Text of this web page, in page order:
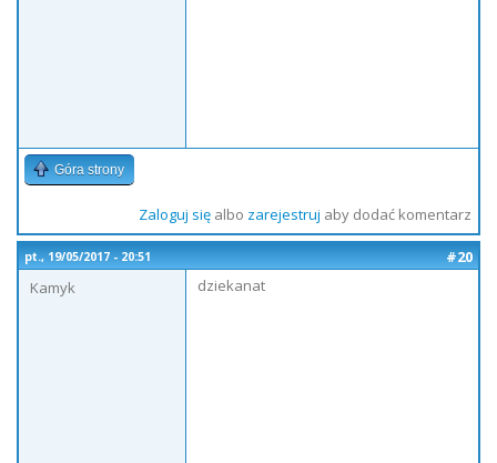
Góra strony
Zaloguj sięalbo zarejestruj aby dodać komentarz
pt., 19/05/2017 - 20:51
#20
Kamyk
dziekanat